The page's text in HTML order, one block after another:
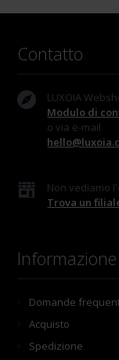
Contatto
LUXOIA
Modulo di
o via e-mail
Non vediamo
Trova un
Informazione
Domande
Acquisto
Spedizione